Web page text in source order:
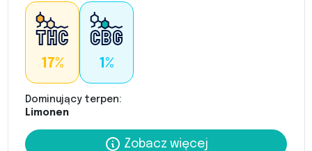
17% 1%
Dominujący terpen:
Limonen
Zobacz więcej